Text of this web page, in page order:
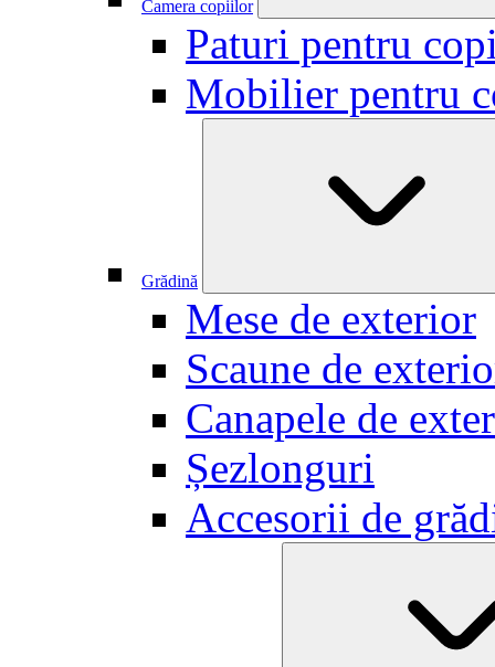
Camera copiilor
Paturi pentru
Mobilier pentru
Grădină
Mese de exterior
Scaune de
Canapele de
Șezlonguri
Accesorii de